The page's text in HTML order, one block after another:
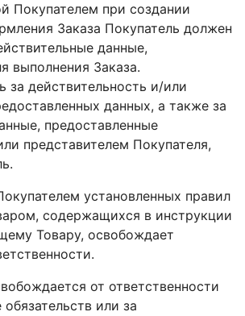
Покупателем при создании
Заказа Покупатель должен
данные,
выполнения Заказа.
за действительность и/или
данных, а также за
предоставленные
представителем Покупателя,
установленных правил
содержащихся в инструкции
Товару, освобождает
от ответственности
или за